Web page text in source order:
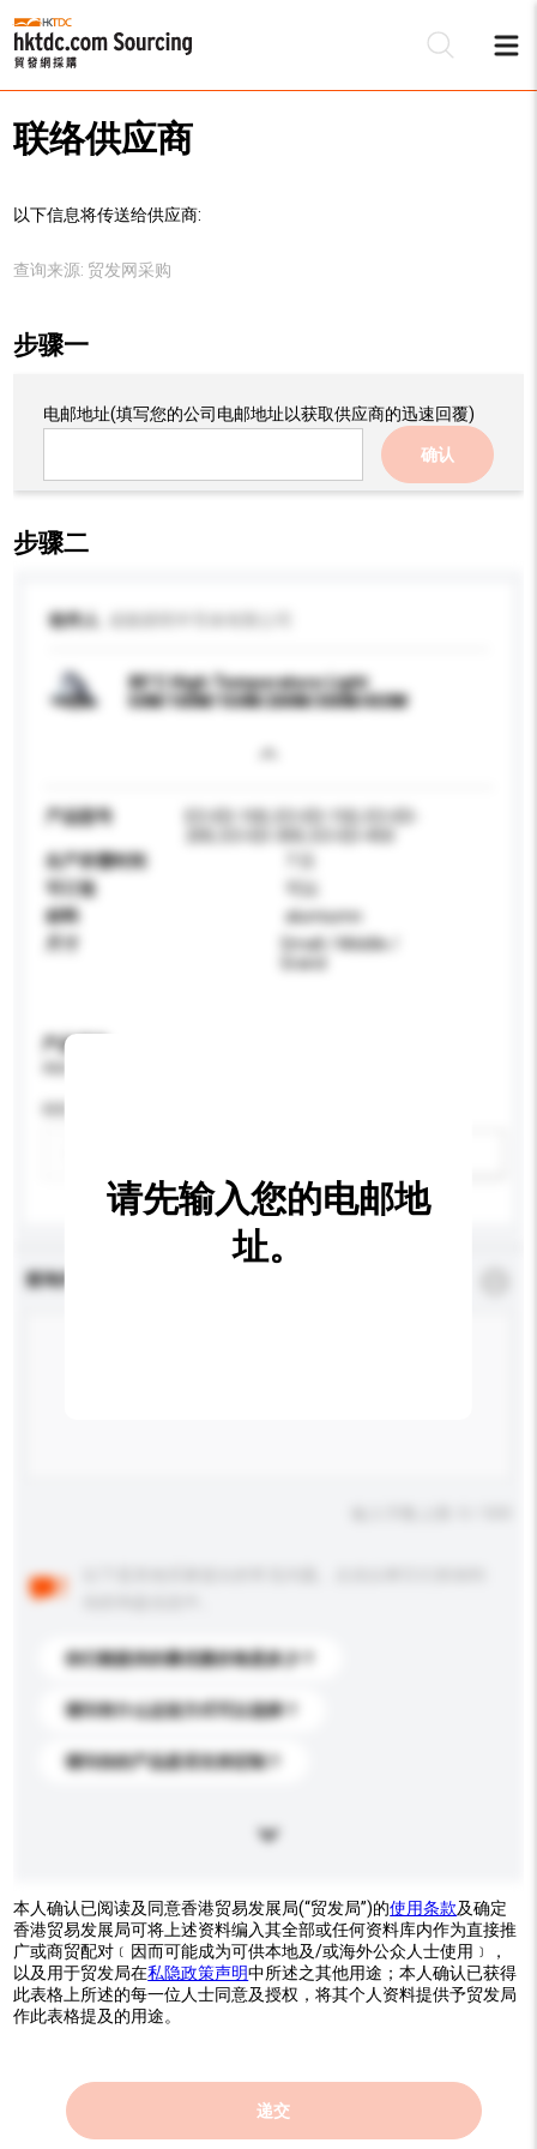
联络供应商
以下信息将传送给供应商:
查询来源: 贸发网采购
步骤一
电邮地址(填写您的公司电邮地址以获取供应商的迅速回覆)
确认
步骤二
收件人
80°C High Temperature Light
50W/100W/150W/200W/300W/450W
产品型号
EO-ED-100, EO-ED-150, EO-ED-
生产所需时间
可订造
可以
材料
alumiumn
Small / Middle /
Grand
产品规格
查询内容
你们能提供的最优惠价格是多少？
请问有什么运送方式可以选择？
请问你的产品是否支持定制？
请先输入您的电邮地
址。
本人确认已阅读及同意香港贸易发展局(“贸发局”)的使用条款及确定
香港贸易发展局可将上述资料编入其全部或任何资料库内作为直接推
广或商贸配对﹝因而可能成为可供本地及/或海外公众人士使用﹞，
以及用于贸发局在私隐政策声明中所述之其他用途；本人确认已获得
此表格上所述的每一位人士同意及授权，将其个人资料提供予贸发局
作此表格提及的用途。
递交